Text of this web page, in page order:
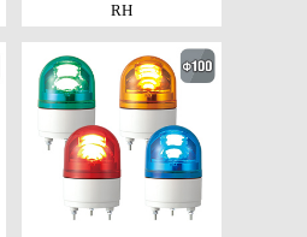
RH